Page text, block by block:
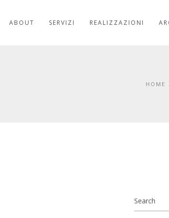
ABOUT SERVIZI REALIZZAZIONI
HOME